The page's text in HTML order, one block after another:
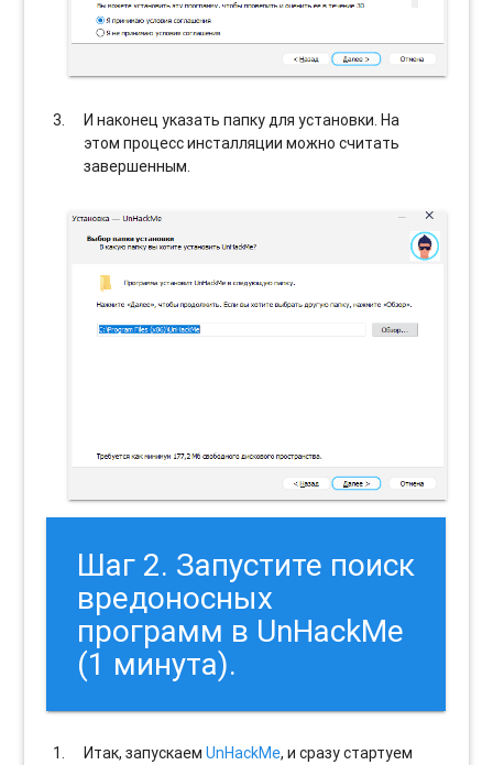
И наконец указать папку для установки. На
этом процесс инсталляции можно считать
завершенным.
Шаг 2. Запустите поиск
вредоносных
программ в UnHackMe
(1 минута).
Итак, запускаемUnHackMe, и сразу стартуем